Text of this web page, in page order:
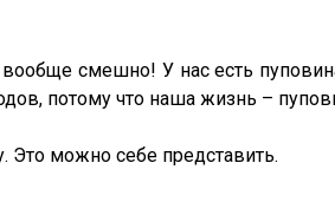
смешно! У нас есть
потому что наша жизнь –
Это можно себе представить.